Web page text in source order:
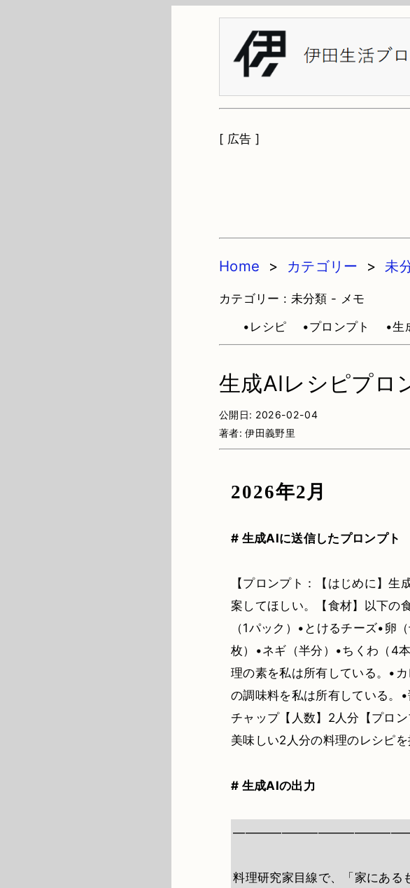
[ 広告 ]
Home > カテゴリー >未
カテゴリー : 未分類 - メモ
•レシピ •プロンプト •生
生成AIレシピプロ
公開日: 2026-02-04
著者:伊田義野里
2026年2月
# 生成AIに送信したプロンプト
【プロンプト：【はじめに】
案してほしい。【食材】以下の
（1パック）•とけるチーズ•卵
枚）•ネギ（半分）•ちくわ（4
理の素を私は所有している。•
の調味料を私は所有している。
チャップ【人数】2人分【プロ
美味しい2人分の料理のレシピを
# 生成AIの出力
料理研究家目線で、「家にある